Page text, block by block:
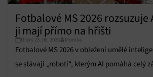
Fotbalové MS 2026 rozsuzuje
ji mají přímo na hřišti
Úterý 23. 06. 2026 Monika
Fotbalové MS 2026 v obležení umělé
se stávají „roboti“, kterým AI pomáhá celý